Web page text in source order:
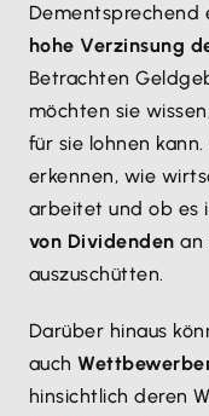
Dementsprechend
hohe Verzinsung
Betrachten
möchten sie
für sie lohnen
erkennen, wie
arbeitet und ob es
von Dividenden an
auszuschütten.
Darüber hinaus
auch
hinsichtlich deren